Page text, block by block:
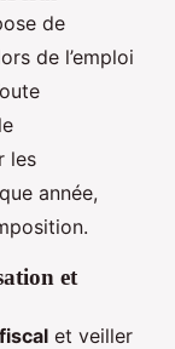
de
de l’emploi
les
année,
et
et veiller